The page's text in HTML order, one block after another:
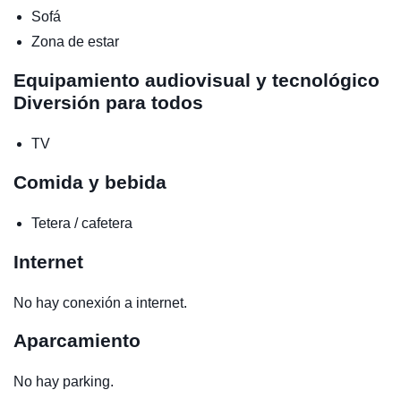
Sofá
Zona de estar
Equipamiento audiovisual y tecnológico
Diversión para todos
TV
Comida y bebida
Tetera / cafetera
Internet
No hay conexión a internet.
Aparcamiento
No hay parking.